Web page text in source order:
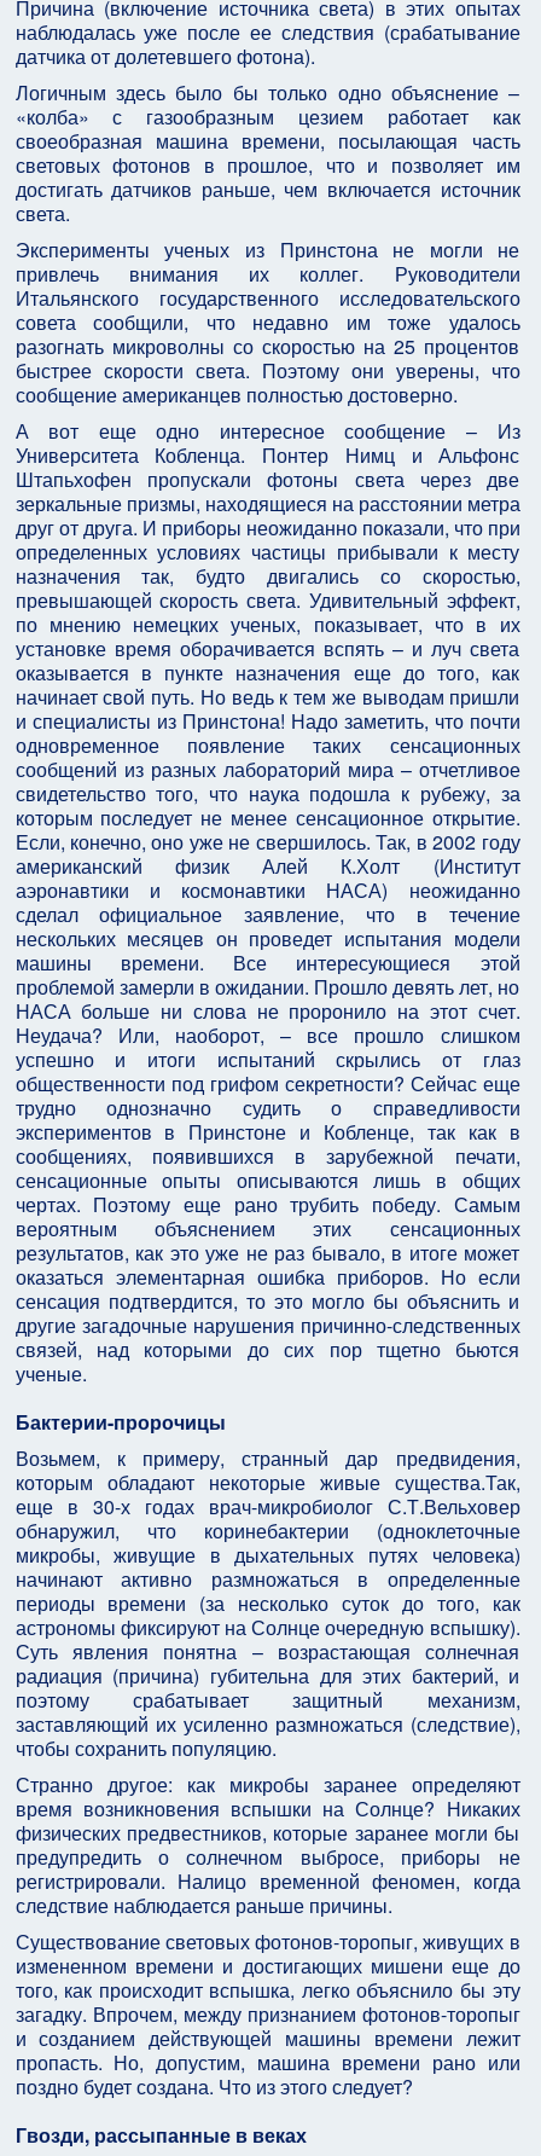
Причина (включение источника света) в этих опытах
наблюдалась уже после ее следствия (срабатывание
датчика от долетевшего фотона).
Логичным здесь было бы только одно объяснение –
«колба» с газообразным цезием работает как
своеобразная машина времени, посылающая часть
световых фотонов в прошлое, что и позволяет им
достигать датчиков раньше, чем включается источник
света.
Эксперименты ученых из Принстона не могли не
привлечь внимания их коллег. Руководители
Итальянского государственного исследовательского
совета сообщили, что недавно им тоже удалось
разогнать микроволны со скоростью на 25 процентов
быстрее скорости света. Поэтому они уверены, что
сообщение американцев полностью достоверно.
А вот еще одно интересное сообщение – Из
Университета Кобленца. Понтер Нимц и Альфонс
Штапьхофен пропускали фотоны света через две
зеркальные призмы, находящиеся на расстоянии метра
друг от друга. И приборы неожиданно показали, что при
определенных условиях частицы прибывали к месту
назначения так, будто двигались со скоростью,
превышающей скорость света. Удивительный эффект,
по мнению немецких ученых, показывает, что в их
установке время оборачивается вспять – и луч света
оказывается в пункте назначения еще до того, как
начинает свой путь. Но ведь к тем же выводам пришли
и специалисты из Принстона! Надо заметить, что почти
одновременное появление таких сенсационных
сообщений из разных лабораторий мира – отчетливое
свидетельство того, что наука подошла к рубежу, за
которым последует не менее сенсационное открытие.
Если, конечно, оно уже не свершилось. Так, в 2002 году
американский физик Алей К.Холт (Институт
аэронавтики и космонавтики НАСА) неожиданно
сделал официальное заявление, что в течение
нескольких месяцев он проведет испытания модели
машины времени. Все интересующиеся этой
проблемой замерли в ожидании. Прошло девять лет, но
НАСА больше ни слова не проронило на этот счет.
Неудача? Или, наоборот, – все прошло слишком
успешно и итоги испытаний скрылись от глаз
общественности под грифом секретности? Сейчас еще
трудно однозначно судить о справедливости
экспериментов в Принстоне и Кобленце, так как в
сообщениях, появившихся в зарубежной печати,
сенсационные опыты описываются лишь в общих
чертах. Поэтому еще рано трубить победу. Самым
вероятным объяснением этих сенсационных
результатов, как это уже не раз бывало, в итоге может
оказаться элементарная ошибка приборов. Но если
сенсация подтвердится, то это могло бы объяснить и
другие загадочные нарушения причинно-следственных
связей, над которыми до сих пор тщетно бьются
ученые.
Бактерии-пророчицы
Возьмем, к примеру, странный дар предвидения,
которым обладают некоторые живые существа.Так,
еще в 30-х годах врач-микробиолог С.Т.Вельховер
обнаружил, что коринебактерии (одноклеточные
микробы, живущие в дыхательных путях человека)
начинают активно размножаться в определенные
периоды времени (за несколько суток до того, как
астрономы фиксируют на Солнце очередную вспышку).
Суть явления понятна – возрастающая солнечная
радиация (причина) губительна для этих бактерий, и
поэтому срабатывает защитный механизм,
заставляющий их усиленно размножаться (следствие),
чтобы сохранить популяцию.
Странно другое: как микробы заранее определяют
время возникновения вспышки на Солнце? Никаких
физических предвестников, которые заранее могли бы
предупредить о солнечном выбросе, приборы не
регистрировали. Налицо временной феномен, когда
следствие наблюдается раньше причины.
Существование световых фотонов-торопыг, живущих в
измененном времени и достигающих мишени еще до
того, как происходит вспышка, легко объяснило бы эту
загадку. Впрочем, между признанием фотонов-торопыг
и созданием действующей машины времени лежит
пропасть. Но, допустим, машина времени рано или
поздно будет создана. Что из этого следует?
Гвозди, рассыпанные в веках